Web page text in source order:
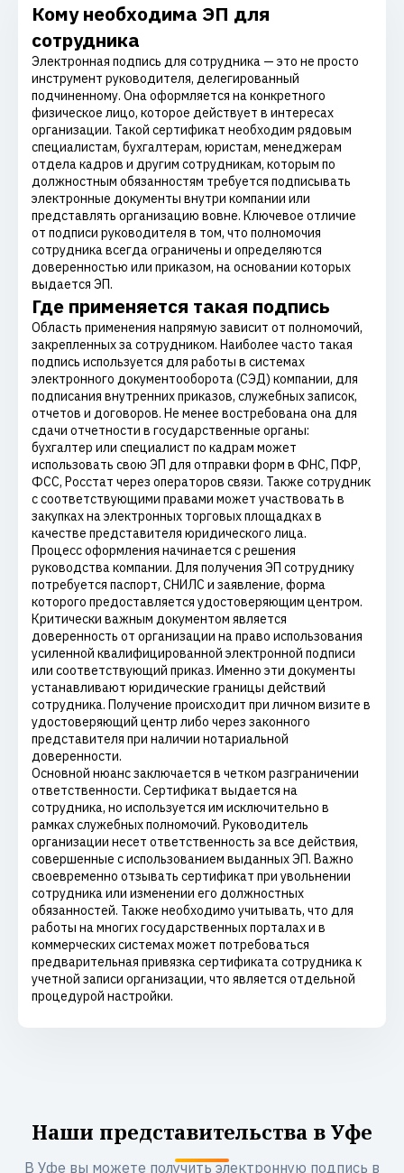
Кому необходима ЭП для
сотрудника
Электронная подпись для сотрудника — это не просто
инструмент руководителя, делегированный
подчиненному. Она оформляется на конкретного
физическое лицо, которое действует в интересах
организации. Такой сертификат необходим рядовым
специалистам, бухгалтерам, юристам, менеджерам
отдела кадров и другим сотрудникам, которым по
должностным обязанностям требуется подписывать
электронные документы внутри компании или
представлять организацию вовне. Ключевое отличие
от подписи руководителя в том, что полномочия
сотрудника всегда ограничены и определяются
доверенностью или приказом, на основании которых
выдается ЭП.
Где применяется такая подпись
Область применения напрямую зависит от полномочий,
закрепленных за сотрудником. Наиболее часто такая
подпись используется для работы в системах
электронного документооборота (СЭД) компании, для
подписания внутренних приказов, служебных записок,
отчетов и договоров. Не менее востребована она для
сдачи отчетности в государственные органы:
бухгалтер или специалист по кадрам может
использовать свою ЭП для отправки форм в ФНС, ПФР,
ФСС, Росстат через операторов связи. Также сотрудник
с соответствующими правами может участвовать в
закупках на электронных торговых площадках в
качестве представителя юридического лица.
Процесс оформления начинается с решения
руководства компании. Для получения ЭП сотруднику
потребуется паспорт, СНИЛС и заявление, форма
которого предоставляется удостоверяющим центром.
Критически важным документом является
доверенность от организации на право использования
усиленной квалифицированной электронной подписи
или соответствующий приказ. Именно эти документы
устанавливают юридические границы действий
сотрудника. Получение происходит при личном визите в
удостоверяющий центр либо через законного
представителя при наличии нотариальной
доверенности.
Основной нюанс заключается в четком разграничении
ответственности. Сертификат выдается на
сотрудника, но используется им исключительно в
рамках служебных полномочий. Руководитель
организации несет ответственность за все действия,
совершенные с использованием выданных ЭП. Важно
своевременно отзывать сертификат при увольнении
сотрудника или изменении его должностных
обязанностей. Также необходимо учитывать, что для
работы на многих государственных порталах и в
коммерческих системах может потребоваться
предварительная привязка сертификата сотрудника к
учетной записи организации, что является отдельной
процедурой настройки.
Наши представительства в Уфе
В Уфе вы можете получить электронную подпись в